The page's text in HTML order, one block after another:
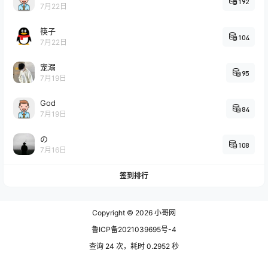
7月22日
筷子
7月22日
104
宠溺
7月19日
95
God
7月19日
84
の
7月16日
108
签到排行
Copyright © 2026 小哥网
鲁ICP备2021039695号-4
查询 24 次，耗时 0.2952 秒